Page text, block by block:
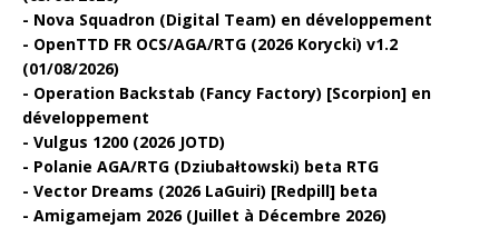
Nova Squadron (Digital Team) en développement
OpenTTD FR OCS/AGA/RTG (2026 Korycki) v1.2
(01/08/2026)
Operation Backstab (Fancy Factory) [Scorpion] en
développement
Vulgus 1200 (2026 JOTD)
Polanie AGA/RTG (Dziubałtowski) beta RTG
Vector Dreams (2026 LaGuiri) [Redpill] beta
Amigamejam 2026 (Juillet à Décembre 2026)